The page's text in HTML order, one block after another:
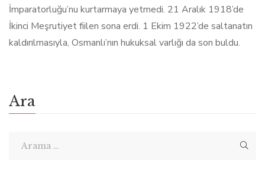
İmparatorluğu’nu kurtarmaya yetmedi. 21 Aralık 1918’de
İkinci Meşrutiyet fiilen sona erdi. 1 Ekim 1922’de saltanatın
kaldırılmasıyla, Osmanlı’nın hukuksal varlığı da son buldu.
Ara